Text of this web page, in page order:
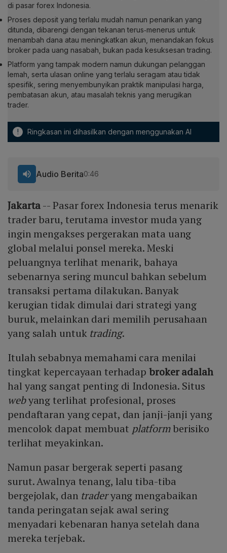
di pasar forex Indonesia.
Proses deposit yang terlalu mudah namun penarikan yang
ditunda, dibarengi dengan tekanan terus‑menerus untuk
menambah dana atau meningkatkan akun, menandakan fokus
broker pada uang nasabah, bukan pada kesuksesan trading.
Platform yang tampak modern namun dukungan pelanggan
lemah, serta ulasan online yang terlalu seragam atau tidak
spesifik, sering menyembunyikan praktik manipulasi harga,
pembatasan akun, atau masalah teknis yang merugikan
trader.
! Ringkasan ini dihasilkan dengan menggunakan AI
Audio Berita0:46
Jakarta-- Pasar forex Indonesia terus menarik
trader baru, terutama investor muda yang
ingin mengakses pergerakan mata uang
global melalui ponsel mereka. Meski
peluangnya terlihat menarik, bahaya
sebenarnya sering muncul bahkan sebelum
transaksi pertama dilakukan. Banyak
kerugian tidak dimulai dari strategi yang
buruk, melainkan dari memilih perusahaan
yang salah untuk trading.
Itulah sebabnya memahami cara menilai
tingkat kepercayaan terhadapbroker adalah
hal yang sangat penting di Indonesia. Situs
webyang terlihat profesional, proses
pendaftaran yang cepat, dan janji-janji yang
mencolok dapat membuat platformberisiko
terlihat meyakinkan.
Namun pasar bergerak seperti pasang
surut. Awalnya tenang, lalu tiba-tiba
bergejolak, dan traderyang mengabaikan
tanda peringatan sejak awal sering
menyadari kebenaran hanya setelah dana
mereka terjebak.